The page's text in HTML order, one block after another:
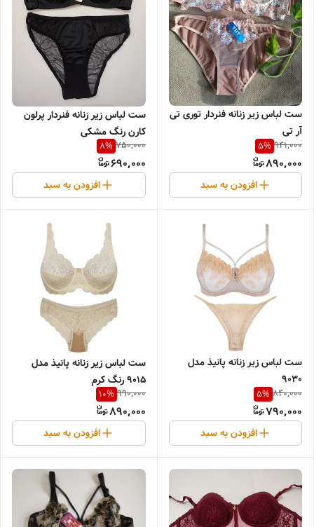
ست لباس زیر زنانه فنردار توری تی
آر تی
941,000
5%
890,000
افزودن به سبد
ست لباس زیر زنانه فنردار پرلون
کارن رنگ مشکی
750,000
8%
690,000
افزودن به سبد
ست لباس زیر زنانه پانیذ مدل
9030
840,000
5%
790,000
افزودن به سبد
ست لباس زیر زنانه پانیذ مدل
9015 رنگ کرم
990,000
10%
890,000
افزودن به سبد